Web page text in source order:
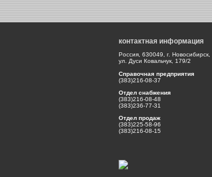
контактная информация
Россия, 630049, г. Новосибирск,
ул. Дуси Ковальчук, 179/2
Справочная предприятия
(383)216-08-37
Отдел снабжения
(383)216-08-48
(383)236-77-31
Отдел продаж
(383)225-58-96
(383)216-08-15